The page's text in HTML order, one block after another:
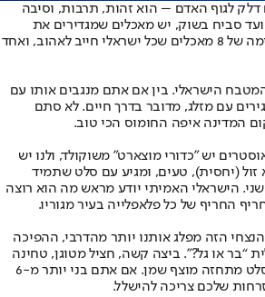
לגוף האדם – הוא זהות, תרבות, וסיבה
סביח בשוק, יש מאכלים שמגדירים את
הישראליות שלנו. הנה רשימה של 8 מאכלים שכל ישראלי חייב לאהוב, ואחד
הישראלי. בין אם אתם מנגבים אותו עם
עם מזלג, מדובר בדרך חיים. לא סתם
המדינה איפה החומוס הכי טוב.
יש "כדורי מוצארט" משוקולד, ולנו יש
זול (יחסית), טעים, ומגיע עם סלט שתמיד
הישראלי האמיתי יודע מראש מה הוא רוצה
החריף של כל פלאפלייה בעיר מגוריו.
הנצחי הזה מפלג אותנו יותר מהדרבי, ההפיכה
“בר או גל?”. ביצה קשה, חציל מטוגן, טחינה
ועמבה בפיתה – זה כמו סלט מתחזה מוצף שמן. אם אתם בני יותר מ-6
שלכם צריכה להישלל.